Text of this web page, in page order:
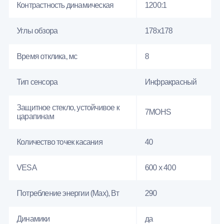
Контрастность динамическая 1200:1
Углы обзора 178x178
Время отклика, мс 8
Тип сенсора Инфракрасный
Защитное стекло, устойчивое к
царапинам
7MOHS
Количество точек касания 40
VESA 600 x 400
Потребление энергии (Max), Вт 290
Динамики да